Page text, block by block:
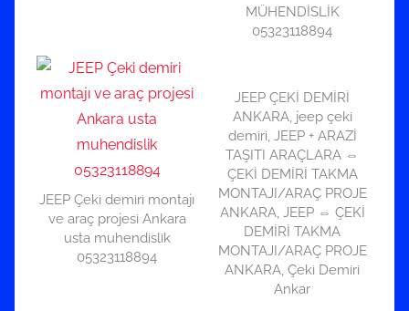
MÜHENDİSLİK
05323118894
JEEP Çeki demiri montajı
ve araç projesi Ankara
usta muhendislik
05323118894
JEEP ÇEKİ DEMİRİ
ANKARA, jeep çeki
demiri, JEEP + ARAZİ
TAŞITI ARAÇLARA ⇔
ÇEKİ DEMİRİ TAKMA
MONTAJI/ARAÇ PROJE
ANKARA, JEEP ⇔ ÇEKİ
DEMİRİ TAKMA
MONTAJI/ARAÇ PROJE
ANKARA, Çeki Demiri
Ankar